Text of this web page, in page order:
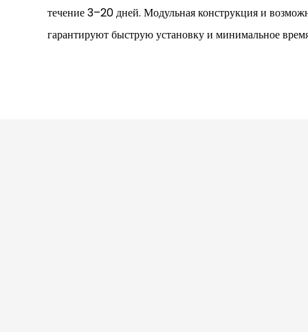
течение 3–20 дней. Модульная конструкция и
гарантируют быструю установку и минимальное